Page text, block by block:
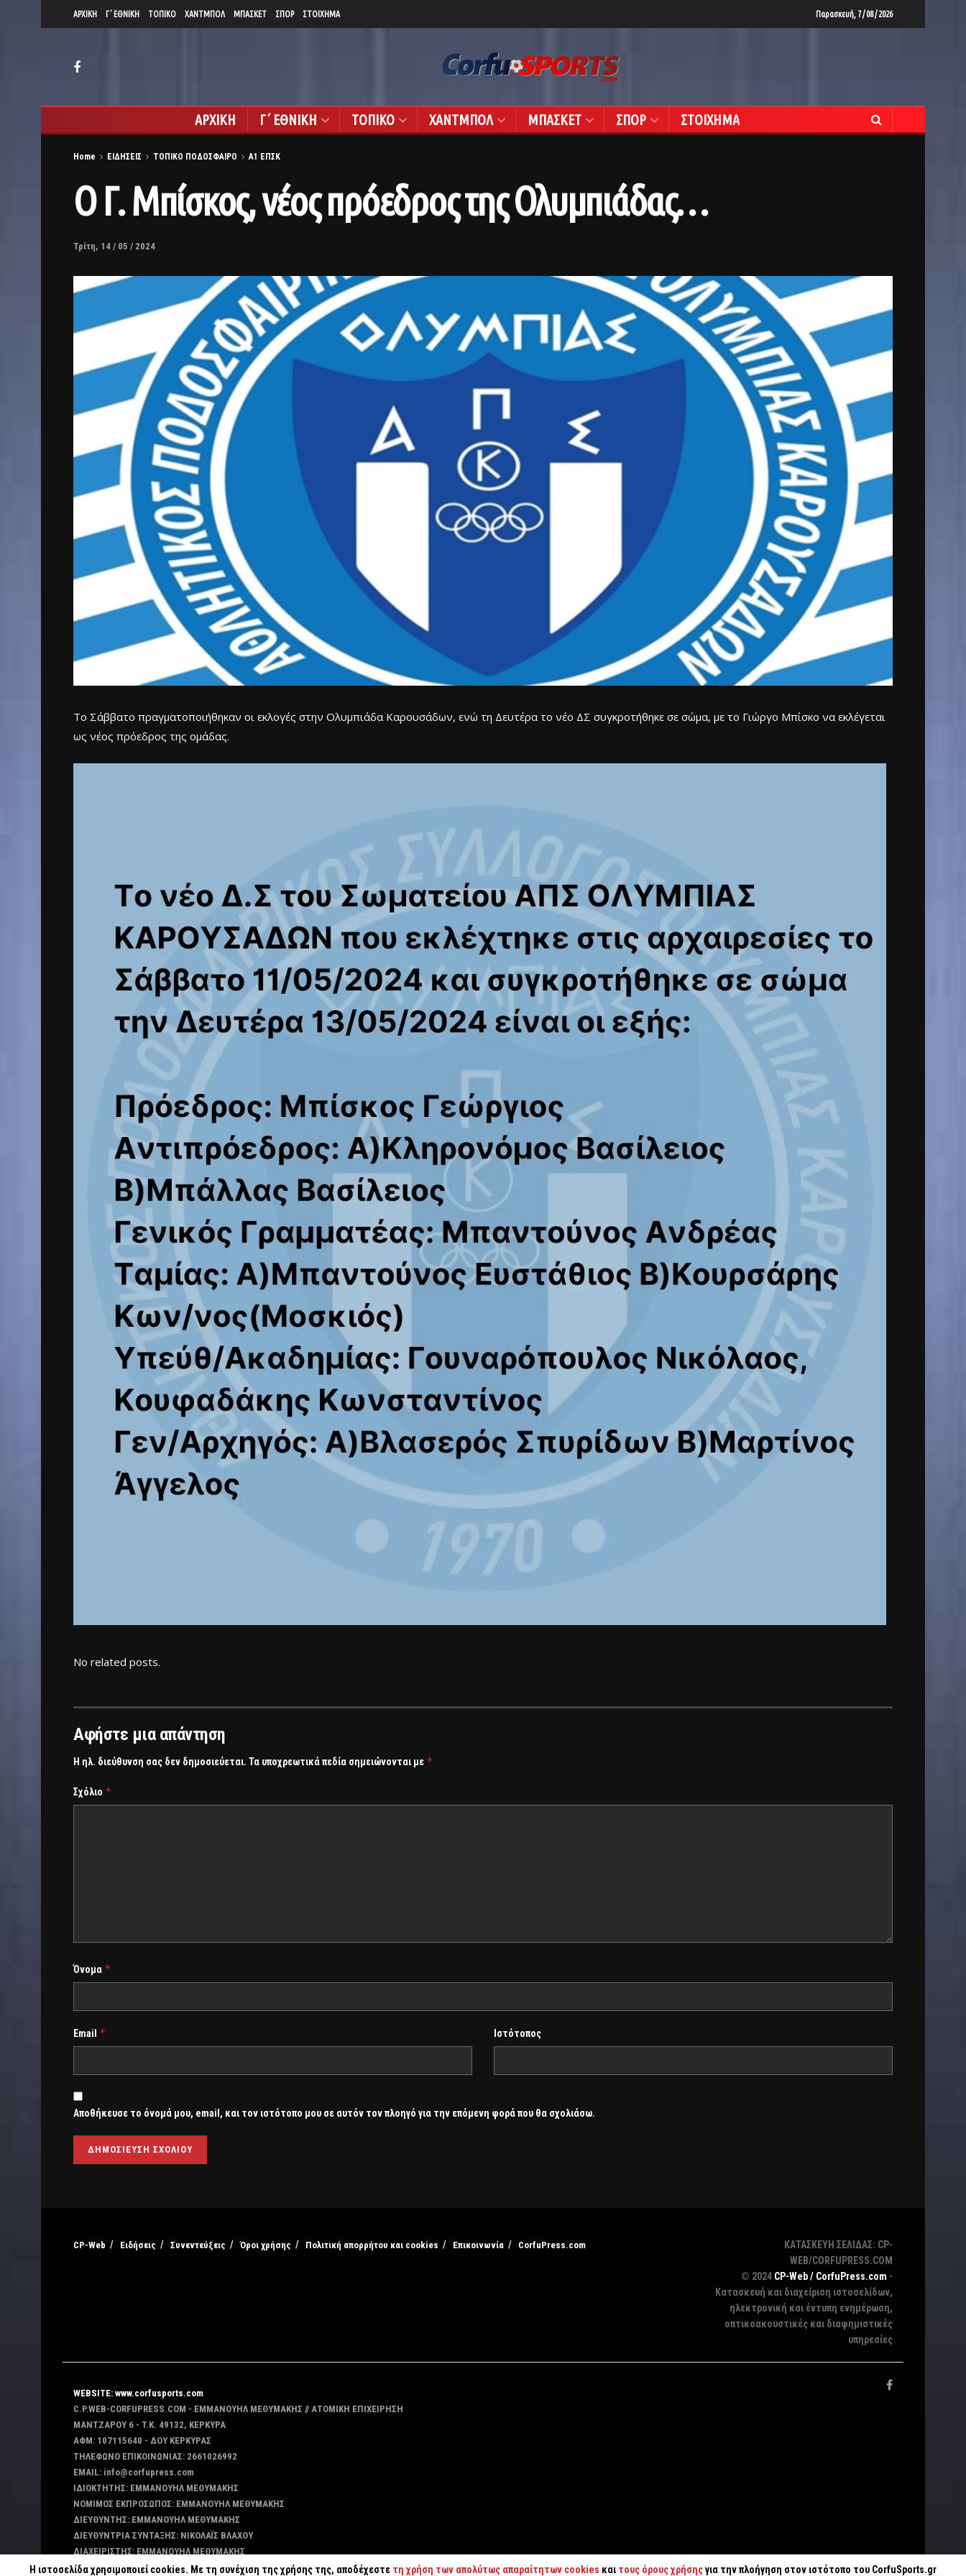
ΑΡΧΙΚΗ Γ΄ ΕΘΝΙΚΗ ΤΟΠΙΚΟ ΧΑΝΤΜΠΟΛ ΜΠΑΣΚΕΤ ΣΠΟΡ ΣΤΟΙΧΗΜΑ Παρασκευή, 7 / 08 / 2026
ΑΡΧΙΚΗ Γ΄ ΕΘΝΙΚΗ ΤΟΠΙΚΟ ΧΑΝΤΜΠΟΛ ΜΠΑΣΚΕΤ ΣΠΟΡ ΣΤΟΙΧΗΜΑ
Home ΕΙΔΗΣΕΙΣ ΤΟΠΙΚΟ ΠΟΔΟΣΦΑΙΡΟ Α1 ΕΠΣΚ
Ο Γ. Μπίσκος, νέος πρόεδρος της Ολυμπιάδας…
Τρίτη, 14 / 05 / 2024
Το Σάββατο πραγματοποιήθηκαν οι εκλογές στην Ολυμπιάδα Καρουσάδων, ενώ τη Δευτέρα το νέο ΔΣ συγκροτήθηκε σε σώμα, με το Γιώργο Μπίσκο να εκλέγεται
ως νέος πρόεδρος της ομάδας.
No related posts.
Αφήστε μια απάντηση
Η ηλ. διεύθυνση σας δεν δημοσιεύεται. Τα υποχρεωτικά πεδία σημειώνονται με *
Σχόλιο *
Όνομα *
Email * Ιστότοπος
Αποθήκευσε το όνομά μου, email, και τον ιστότοπο μου σε αυτόν τον πλοηγό για την επόμενη φορά που θα σχολιάσω.
CP-Web Ειδήσεις Συνεντεύξεις Όροι χρήσης Πολιτική απορρήτου και cookies Επικοινωνία CorfuPress.com
ΚΑΤΑΣΚΕΥΗ ΣΕΛΙΔΑΣ: CP-
WEB/CORFUPRESS.COM
© 2024 CP-Web / CorfuPress.com -
Κατασκευή και διαχείριση ιστοσελίδων,
ηλεκτρονική και έντυπη ενημέρωση,
οπτικοακουστικές και διαφημιστικές
υπηρεσίες
WEBSITE: www.corfusports.com
C.P.WEB-CORFUPRESS.COM - ΕΜΜΑΝΟΥΗΛ ΜΕΘΥΜΑΚΗΣ // ΑΤΟΜΙΚΗ ΕΠΙΧΕΙΡΗΣΗ
MANTZAΡΟΥ 6 - T.K. 49132, ΚΕΡΚΥΡΑ
ΑΦΜ: 107115640 - ΔΟΥ ΚΕΡΚΥΡΑΣ
ΤΗΛΕΦΩΝΟ ΕΠΙΚΟΙΝΩΝΙΑΣ: 2661026992
EMAIL: info@corfupress.com
ΙΔΙΟΚΤΗΤΗΣ: EMMANOYΗΛ ΜΕΘΥΜΑΚΗΣ
ΝΟΜΙΜΟΣ ΕΚΠΡΟΣΩΠΟΣ: EMMANOYΗΛ ΜΕΘΥΜΑΚΗΣ
ΔΙΕΥΘΥΝΤΗΣ: EMMANOYΗΛ ΜΕΘΥΜΑΚΗΣ
ΔΙΕΥΘΥΝΤΡΙΑ ΣΥΝΤΑΞΗΣ: ΝΙΚΟΛΑΪΣ ΒΛΑΧΟΥ
ΔΙΑΧΕΙΡΙΣΤΗΣ: EMMANOYΗΛ ΜΕΘΥΜΑΚΗΣ
ΔΙΚΑΙΟΥΧΟΣ DOMAIN: ΕΜΜΑΝΟΥΗΛ ΜΕΘΥΜΑΚΗΣ
Η ιστοσελίδα χρησιμοποιεί cookies. Με τη συνέχιση της χρήσης της, αποδέχεστε τη χρήση των απολύτως απαραίτητων cookies και τους όρους χρήσηςγια την πλοήγηση στον ιστότοπο του CorfuSports.gr